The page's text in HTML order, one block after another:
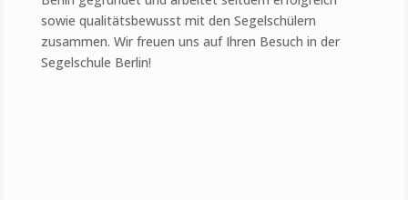
sowie qualitätsbewusst mit den Segelschülern
zusammen. Wir freuen uns auf Ihren Besuch in der
Segelschule Berlin!